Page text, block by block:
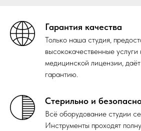
Гарантия качества
Только наша студия,
высококачественные
медицинской лицензии,
гарантию.
Стерильно и
Всё оборудование студии
Инструменты проходят